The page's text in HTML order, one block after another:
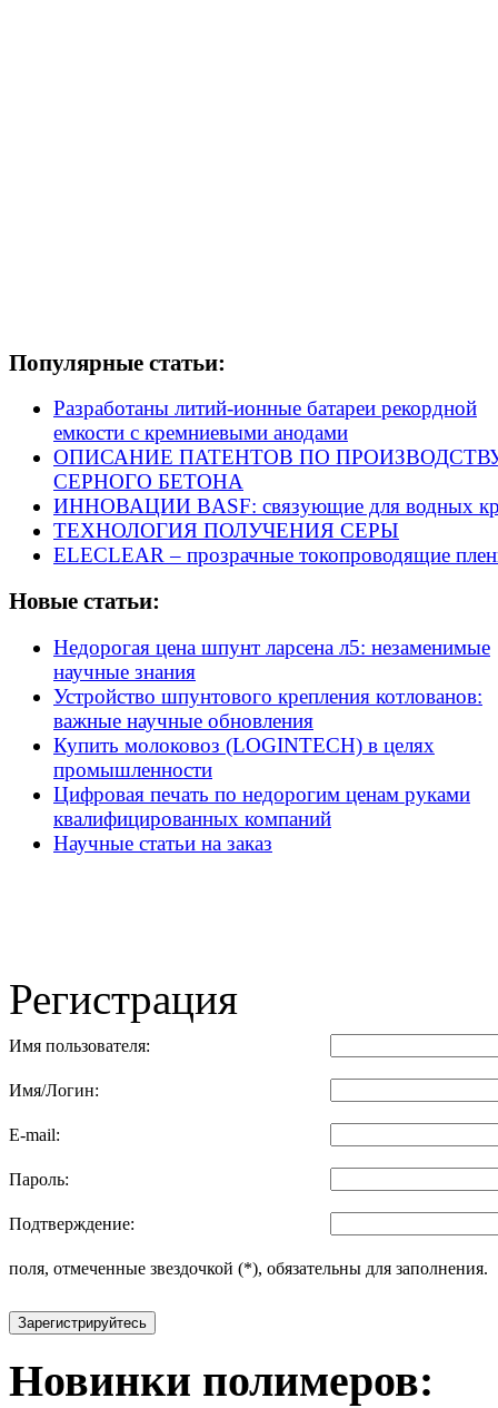
Популярные статьи:
Разработаны литий-ионные батареи рекордной
емкости с кремниевыми анодами
ОПИСАНИЕ ПАТЕНТОВ ПО
СЕРНОГО БЕТОНА
ИННОВАЦИИ BASF: связующие для водных
ТЕХНОЛОГИЯ ПОЛУЧЕНИЯ СЕРЫ
ELECLEAR – прозрачные токопроводящие
Новые статьи:
Недорогая цена шпунт ларсена л5: незаменимые
научные знания
Устройство шпунтового крепления котлованов:
важные научные обновления
Купить молоковоз (LOGINTECH) в целях
промышленности
Цифровая печать по недорогим ценам руками
квалифицированных компаний
Научные статьи на заказ
Регистрация
Имя пользователя:
Имя/Логин:
E-mail:
Пароль:
Подтверждение:
поля, отмеченные звездочкой (*), обязательны для заполнения.
Зарегистрируйтесь
Новинки полимеров: